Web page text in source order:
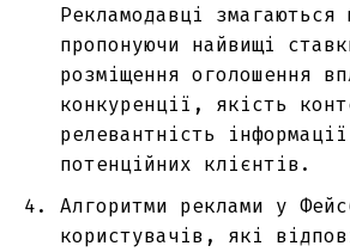
Рекламодавці
пропонуючи найвищі
розміщення оголошення
конкуренції, якість
релевантність
потенційних клієнтів.
Алгоритми реклами у
користувачів, які